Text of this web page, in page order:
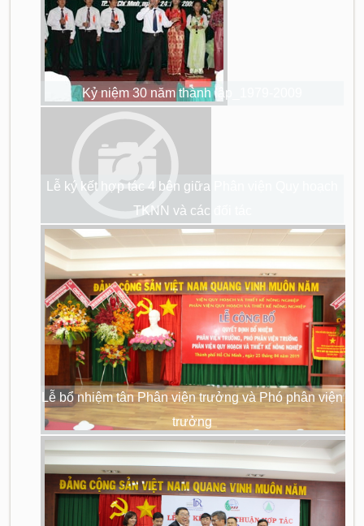
Kỷ niệm 30 năm thành lập_1979-2009
Lễ ký kết hợp tác 4 bên giữa Phân viện Quy hoạch
TKNN và các đối tác
Lễ bổ nhiệm tân Phân viện trưởng và Phó phân viện
trưởng